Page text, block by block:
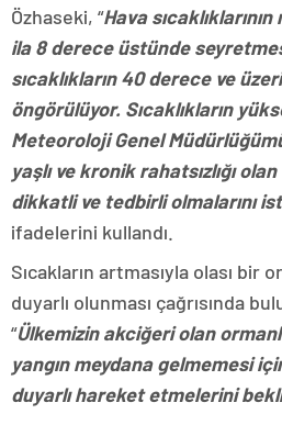
Özhaseki, “Hava
ila 8 derece üstünde
sıcaklıkların 40 derece ve
öngörülüyor. Sıcaklıkların
Meteoroloji Genel
yaşlı ve kronik rahatsızlığı
dikkatli ve tedbirli olmalarını
ifadelerini kullandı.
Sıcakların artmasıyla olası bir
duyarlı olunması çağrısında
“Ülkemizin akciğeri olan
yangın meydana gelmemesi
duyarlı hareket etmelerini